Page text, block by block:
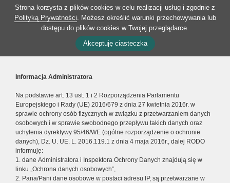
Strona korzysta z plików cookies w celu realizacji usług i zgodnie z
Polityką Prywatności. Możesz określić warunki przechowywania lub
dostępu do plików cookies w Twojej przeglądarce.
Akceptuję ciasteczka
Informacja Administratora
Na podstawie art. 13 ust. 1 i 2 Rozporządzenia Parlamentu
Europejskiego i Rady (UE) 2016/679 z dnia 27 kwietnia 2016r. w
sprawie ochrony osób fizycznych w związku z przetwarzaniem danych
osobowych i w sprawie swobodnego przepływu takich danych oraz
uchylenia dyrektywy 95/46/WE (ogólne rozporządzenie o ochronie
danych), Dz. U. UE. L. 2016.119.1 z dnia 4 maja 2016r., dalej RODO
informuję:
1. dane Administratora i Inspektora Ochrony Danych znajdują się w
linku „Ochrona danych osobowych”,
2. Pana/Pani dane osobowe w postaci adresu IP, są przetwarzane w